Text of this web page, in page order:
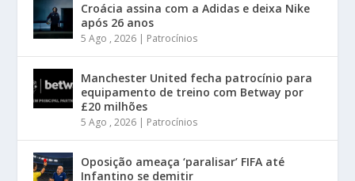
Croácia assina com a Adidas e deixa Nike
após 26 anos
5 Ago , 2026 | Patrocínios
Manchester United fecha patrocínio para
equipamento de treino com Betway por
£20 milhões
5 Ago , 2026 | Patrocínios
Oposição ameaça ‘paralisar’ FIFA até
Infantino se demitir